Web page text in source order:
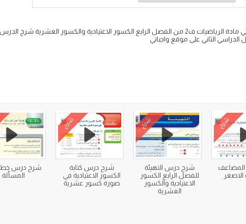
شرح درس الأعداد الكسرية والكسور غير الفعلية للصف السادس الابتدائي مادة الرياضيات ف2 من الفصل الرابع الكسور الاعتيادية والكسور العشرية
شرح شرح
شرح درس التهيئة
للفصل الرابع الكسور
الاعتيادية والكسور
العشرية
شرح
شرح درس كتابة
الكسور الاعتيادية في
صورة كسور عشرية
شرح درس
المسألة